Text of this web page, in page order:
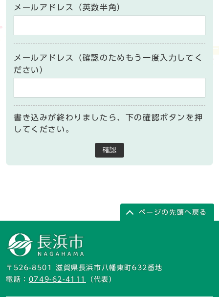
メールアドレス（英数半角）
メールアドレス（確認のためもう一度入力してく
ださい）
書き込みが終わりましたら、下の確認ボタンを押
してください。
確認
ページの先頭へ戻る
〒526-8501 滋賀県長浜市八幡東町632番地
電話： 0749-62-4111 （代表）